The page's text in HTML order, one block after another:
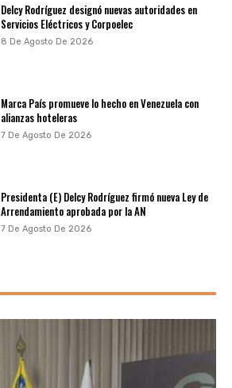
Delcy Rodríguez designó nuevas autoridades en
Servicios Eléctricos y Corpoelec
8 De Agosto De 2026
Marca País promueve lo hecho en Venezuela con
alianzas hoteleras
7 De Agosto De 2026
Presidenta (E) Delcy Rodríguez firmó nueva Ley de
Arrendamiento aprobada por la AN
7 De Agosto De 2026